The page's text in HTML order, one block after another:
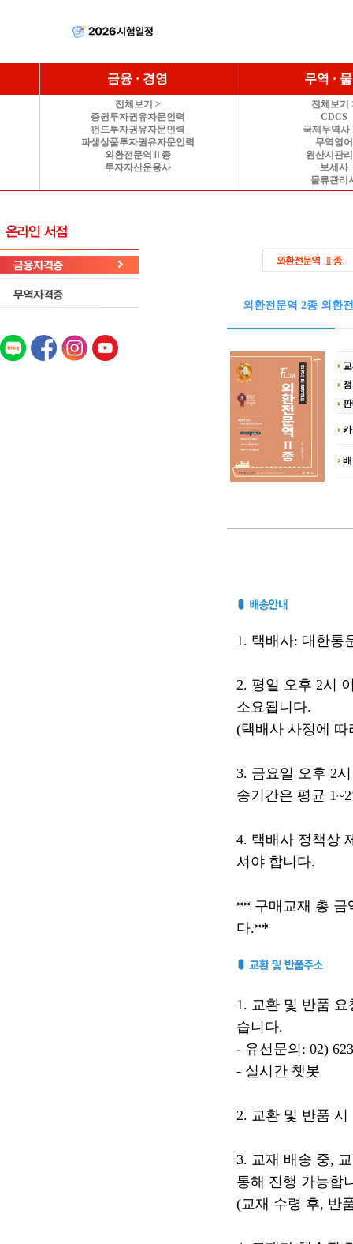
금융 · 경영
전체보기 >
증권투자권유자문인력
펀드투자권유자문인력
파생상품투자권유자문인력
외환전문역Ⅱ종
투자자산운용사
무역 ·
전체보기
CDCS
국제무역사
무역영어
원산지관
보세사
물류관리
외환전문역 2종 외환
1. 택배사: 대한통
2. 평일 오후 2시
소요됩니다.
(택배사 사정에
3. 금요일 오후 2
송기간은 평균
4. 택배사 정책상
셔야 합니다.
** 구매교재 총 금
다.**
1. 교환 및 반품
습니다.
- 유선문의: 02)
- 실시간 챗봇
2. 교환 및 반품 시
3. 교재 배송 중,
통해 진행 가능합
(교재 수령 후, 반